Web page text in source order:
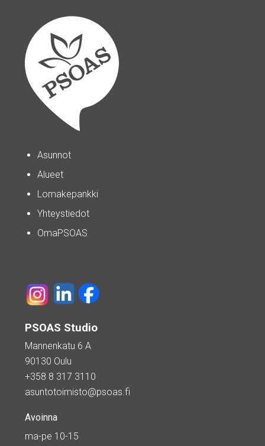
Asunnot
Alueet
Lomakepankki
Yhteystiedot
OmaPSOAS
PSOAS Studio
Mannenkatu 6 A
90130 Oulu
+358 8 317 3110
asuntotoimisto@psoas.fi
Avoinna
ma-pe 10-15